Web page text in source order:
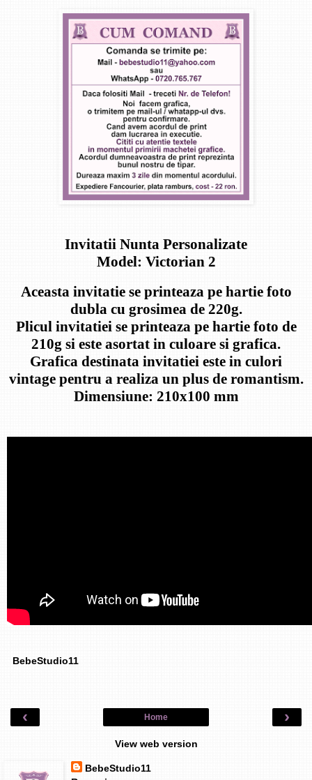
Invitatii Nunta Personalizate
Model: Victorian 2
Aceasta invitatie se printeaza pe hartie foto
dubla cu grosimea de 220g.
Plicul invitatiei se printeaza pe hartie foto de
210g si este asortat in culoare si grafica.
Grafica destinata invitatiei este in culori
vintage pentru a realiza un plus de romantism.
Dimensiune: 210x100 mm
BebeStudio11
‹ ›
Home
View web version
BebeStudio11